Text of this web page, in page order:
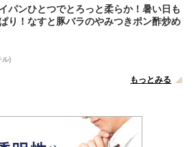
パンひとつでとろっと柔らか！暑い日も
り！なすと豚バラのやみつきポン酢炒め
)
もっとみる